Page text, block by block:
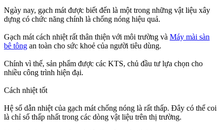
Ngày nay, gạch mát được biết đến là một trong những vật liệu xây
dựng có chức năng chính là chống nóng hiệu quả.
Gạch mát cách nhiệt rất thân thiện với môi trường và Máy mài sàn
bê tông an toàn cho sức khoẻ của người tiêu dùng.
Chính vì thế, sản phẩm được các KTS, chủ đầu tư lựa chọn cho
nhiều công trình hiện đại.
Cách nhiệt tốt
Hệ số dẫn nhiệt của gạch mát chống nóng là rất thấp. Đây có thể coi
là chỉ số thấp nhất trong các dòng vật liệu trên thị trường.